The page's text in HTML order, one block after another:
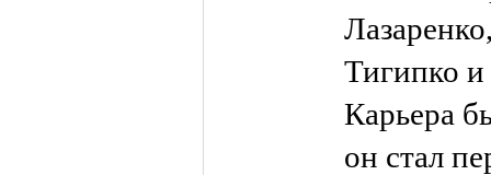
Тигипко
Карьера
он стал